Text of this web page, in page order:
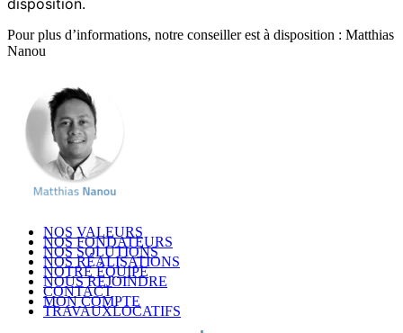
disposition.
Pour plus d’informations, notre conseiller est à disposition : Matthias
Nanou
NOS VALEURS
NOS FONDATEURS
NOS SOLUTIONS
NOS RÉALISATIONS
NOTRE ÉQUIPE
NOUS REJOINDRE
CONTACT
MON COMPTE
TRAVAUXLOCATIFS